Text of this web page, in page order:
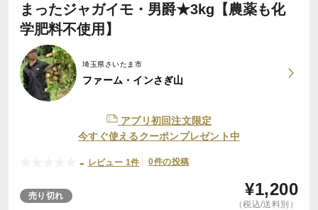
まったジャガイモ・男爵★3kg【農薬も化
学肥料不使用】
埼玉県さいたま市
ファーム・インさぎ山
アプリ初回注文限定
今すぐ使えるクーポンプレゼント中
- レビュー 1件 0件の投稿
売り切れ ¥1,200
（税込/送料別）